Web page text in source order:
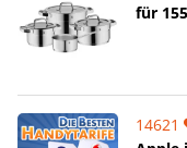
für
14621